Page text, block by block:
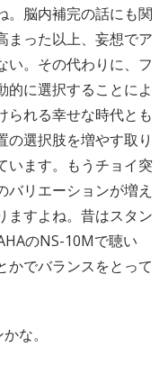
。脳内補完の話にも関
まった以上、妄想でア
い。その代わりに、フ
的に選択することによ
られる幸せな時代とも
の選択肢を増やす取り
います。もうチョイ突
バリエーションが増え
ますよね。昔はスタン
のNS-10Mで聴い
かでバランスをとって
な。